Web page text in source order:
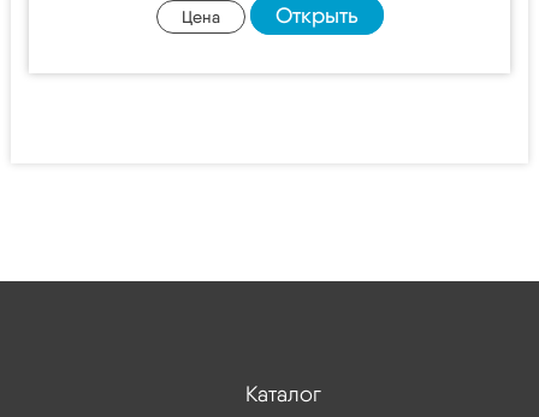
Цена Открыть
Каталог